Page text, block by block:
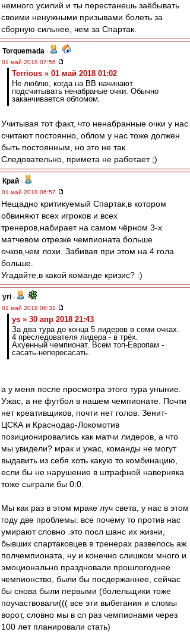
немного усилий и ты перестанешь заёбывать
своими ненужными призывами болеть за
сборную сильнее, чем за Спартак.
Torquemada -
01 май 2018 07:56
Terrious » 01 май 2018 01:02
Не люблю, когда на ВВ начинают
подсчитывать ненабраные очки. Обычно
заканчивается обломом.
Учитывая тот факт, что ненабранные очки у нас
считают постоянно, облом у нас тоже должен
быть постоянным, но это не так.
Следовательно, примета не работает ;)
Край -
01 май 2018 06:57
Нещадно критикуемый Спартак,в котором
обвиняют всех игроков и всех
тренеров,набирает на самом чёрном 3-х
матчевом отрезке чемпионата больше
очков,чем лохи..Забивая при этом на 4 гола
больше.
Угадайте,в какой команде кризис? :)
yri -
01 май 2018 06:31
ys » 30 апр 2018 21:43
За два тура до конца 5 лидеров в семи очках.
4 преследователя лидера - в трёх.
Ахуенный чемпионат. Всем топ-Европам -
сасать-непересасать.
а у меня после просмотра этого тура уныние.
Ужас, а не футбол в нашем чемпионате. Почти
нет креативщиков, почти нет голов. Зенит-
ЦСКА и Краснодар-Локомотив
позиционировались как матчи лидеров, а что
мы увидели? мрак и ужас, команды не могут
выдавить из себя хоть какую то комбинацию,
если бы не нарушение в штрафной наверняка
тоже сыграли бы 0:0.
Мы как раз в этом мраке луч света, у нас в этом
году две проблемы: все почему то против нас
умирают словно .это посл шанс их жизни,
бывших спартаковцев в тренерах развелось аж
полчемпионата, ну и конечно слишком много и
эмоционально праздновали прошлогоднее
чемпионство, были бы посдержаннее, сейчас
бы снова были первыми (болельщики тоже
поучаствовали((( все эти выбегания и сломы
ворот, словно мы в сл раз чемпионами через
100 лет планировали стать)